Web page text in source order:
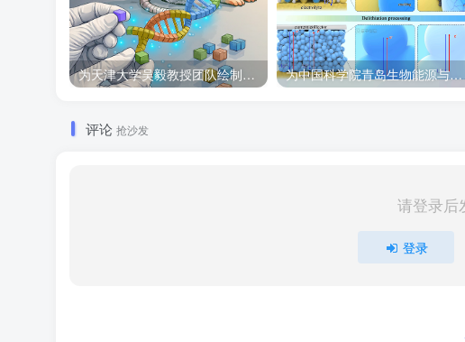
为天津大学吴毅教授团队绘制的Cell子刊封面作品 为中国科学院青岛生物能源与过程研究所绘制的插图作品
评论 抢沙发
请登录后
登录